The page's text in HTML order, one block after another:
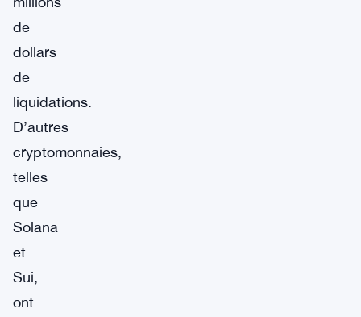
de
dollars
de
liquidations.
D’autres
cryptomonnaies,
telles
que
Solana
et
Sui,
ont